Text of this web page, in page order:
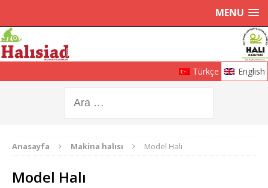
MENU
Türkçe English
Anasayfa Makina halısı Model Halı
Model Halı